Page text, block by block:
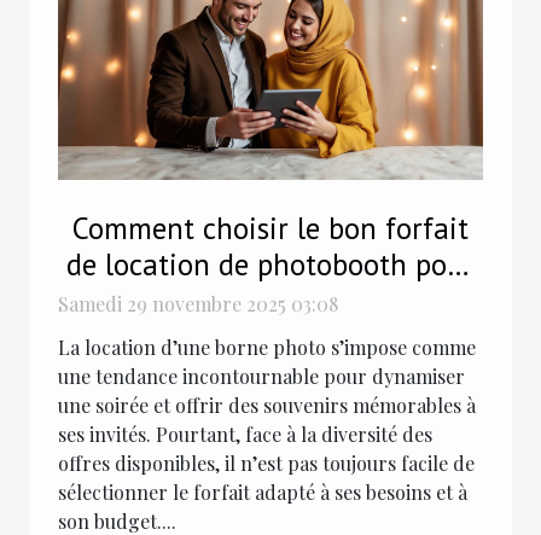
Comment choisir le bon forfait
de location de photobooth pour
votre soirée ?
Samedi 29 novembre 2025 03:08
La location d’une borne photo s’impose comme
une tendance incontournable pour dynamiser
une soirée et offrir des souvenirs mémorables à
ses invités. Pourtant, face à la diversité des
offres disponibles, il n’est pas toujours facile de
sélectionner le forfait adapté à ses besoins et à
son budget....